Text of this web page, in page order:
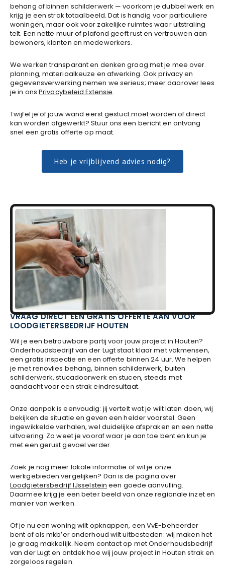
behang of binnen schilderwerk — voorkom je dubbel werk en
krijg je een strak totaalbeeld. Dat is handig voor particuliere
woningen, maar ook voor zakelijke ruimtes waar uitstraling
telt. Een nette muur of plafond geeft rust en vertrouwen aan
bewoners, klanten en medewerkers.
We werken transparant en denken graag met je mee over
planning, materiaalkeuze en afwerking. Ook privacy en
gegevensverwerking nemen we serieus; meer daarover lees
je in ons Privacybeleid Extensie.
Twijfel je of jouw wand eerst gestuct moet worden of direct
kan worden afgewerkt? Stuur ons een bericht en ontvang
snel een gratis offerte op maat.
Heb je vrijblijvend advies nodig?
VRAAG DIRECT EEN GRATIS OFFERTE AAN VOOR
LOODGIETERSBEDRIJF HOUTEN
Wil je een betrouwbare partij voor jouw project in Houten?
Onderhoudsbedrijf van der Lugt staat klaar met vakmensen,
een gratis inspectie en een offerte binnen 24 uur. We helpen
je met renovlies behang, binnen schilderwerk, buiten
schilderwerk, stucadoorwerk en stucen, steeds met
aandacht voor een strak eindresultaat.
Onze aanpak is eenvoudig: jij vertelt wat je wilt laten doen, wij
bekijken de situatie en geven een helder voorstel. Geen
ingewikkelde verhalen, wel duidelijke afspraken en een nette
uitvoering. Zo weet je vooraf waar je aan toe bent en kun je
met een gerust gevoel verder.
Zoek je nog meer lokale informatie of wil je onze
werkgebieden vergelijken? Dan is de pagina over
Loodgietersbedrijf IJsselstein een goede aanvulling.
Daarmee krijg je een beter beeld van onze regionale inzet en
manier van werken.
Of je nu een woning wilt opknappen, een VvE-beheerder
bent of als mkb’er onderhoud wilt uitbesteden: wij maken het
je graag makkelijk. Neem contact op met Onderhoudsbedrijf
van der Lugt en ontdek hoe wij jouw project in Houten strak en
zorgeloos regelen.